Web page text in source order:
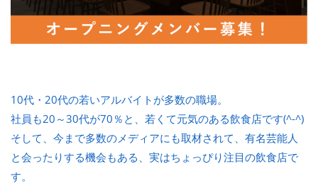
10代・20代の若いアルバイトが多数の職場。
社員も20～30代が70％と、若くて元気のある飲食店です(^-^)
そして、今まで多数のメディアにも取材されて、有名芸能人
と会ったりする機会もある、実はちょっぴり注目の飲食店で
す。